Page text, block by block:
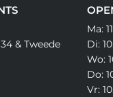
& Tweede
Ma:
Di:
Wo:
Do:
Vr: